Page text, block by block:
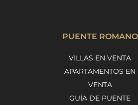
PUENTE ROMANO
VILLAS EN VENTA
APARTAMENTOS EN
VENTA
GUÍA DE PUENTE